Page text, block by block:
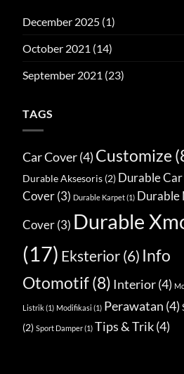
December 2025 (1)
October 2021 (14)
September 2021 (23)
TAGS
Car Cover(4) Customize
Durable Aksesoris (2) Durable Car
Cover (3) Durable Karpet(1) Durable
Cover (3) Durable
(17) Eksterior(6) Info
Otomotif(8) Interior(4)
Listrik(1) Modifikasi (1) Perawatan (4)
(2) Sport Damper(1) Tips & Trik(4)